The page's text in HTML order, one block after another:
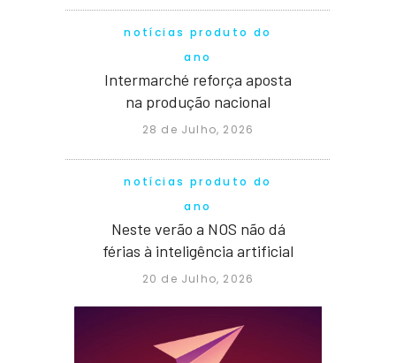
notícias produto do
ano
Intermarché reforça aposta
na produção nacional
28 de Julho, 2026
notícias produto do
ano
Neste verão a NOS não dá
férias à inteligência artificial
20 de Julho, 2026